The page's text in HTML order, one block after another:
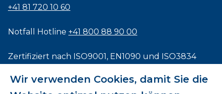
Wir verwenden Cookies, damit Sie die
+41 81 720 10 60
Notfall Hotline +41 800 88 90 00
Zertifiziert nach ISO9001, EN1090 und ISO3834